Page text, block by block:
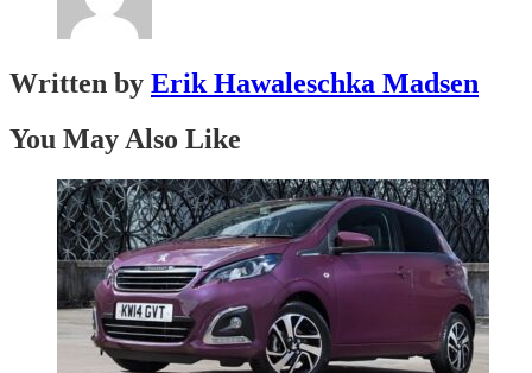
Written by Erik Hawaleschka Madsen
You May Also Like